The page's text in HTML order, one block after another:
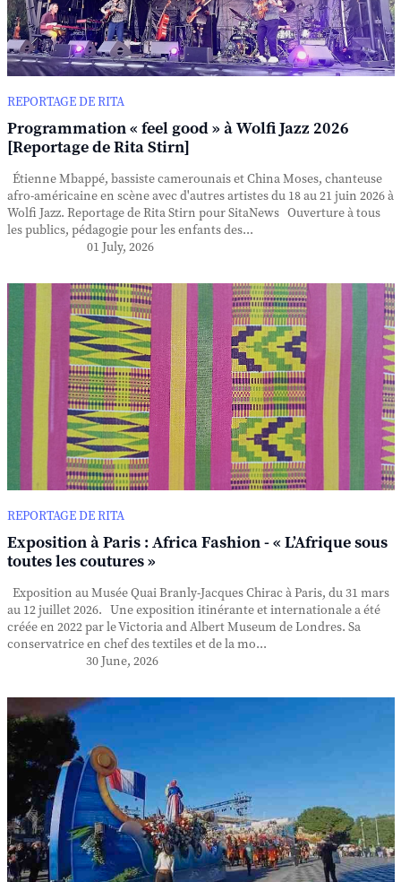
REPORTAGE DE RITA
Programmation « feel good » à Wolfi Jazz 2026
[Reportage de Rita Stirn]
Étienne Mbappé, bassiste camerounais et China Moses, chanteuse
afro-américaine en scène avec d'autres artistes du 18 au 21 juin 2026 à
Wolfi Jazz. Reportage de Rita Stirn pour SitaNews Ouverture à tous
les publics, pédagogie pour les enfants des...
01 July, 2026
REPORTAGE DE RITA
Exposition à Paris : Africa Fashion - « L’Afrique sous
toutes les coutures »
Exposition au Musée Quai Branly-Jacques Chirac à Paris, du 31 mars
au 12 juillet 2026. Une exposition itinérante et internationale a été
créée en 2022 par le Victoria and Albert Museum de Londres. Sa
conservatrice en chef des textiles et de la mo...
30 June, 2026